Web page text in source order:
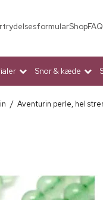
ShopFAQ
Snor & kæde
/ Aventurin perle, hel